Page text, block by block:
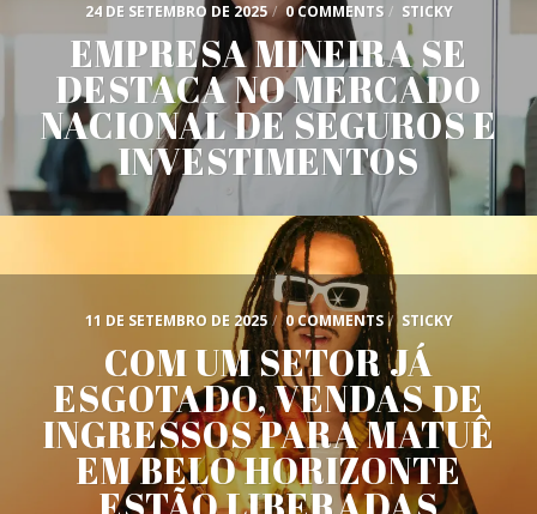
24 DE SETEMBRO DE 2025 / 0 COMMENTS / STICKY
EMPRESA MINEIRA SE
DESTACA NO MERCADO
NACIONAL DE SEGUROS E
INVESTIMENTOS
11 DE SETEMBRO DE 2025 / 0 COMMENTS / STICKY
COM UM SETOR JÁ
ESGOTADO, VENDAS DE
INGRESSOS PARA MATUÊ
EM BELO HORIZONTE